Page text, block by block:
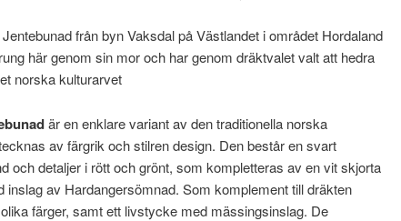
från byn Vaksdal på Västlandet i området Hordaland
här genom sin mor och har genom dräktvalet valt att hedra
norska kulturarvet
är en enklare variant av den traditionella norska
av färgrik och stilren design. Den består en svart
och detaljer i rött och grönt, som kompletteras av en vit skjorta
inslag av Hardangersömnad. Som komplement till dräkten
färger, samt ett livstycke med mässingsinslag. De